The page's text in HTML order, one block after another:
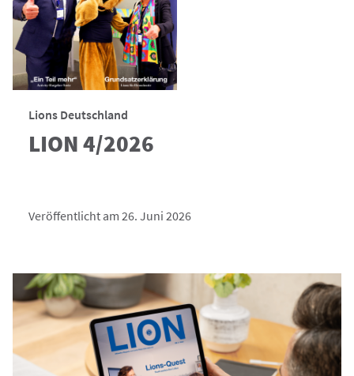
Lions Deutschland
LION 4/2026
Veröffentlicht am 26. Juni 2026